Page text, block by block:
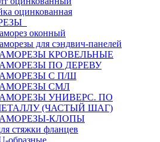
оцинкованная
оконный
для сэндвич-панелей
КРОВЕЛЬНЫЕ
ПО ДЕРЕВУ
С П/Ш
СМЛ
УНИВЕРС. ПО
(ЧАСТЫЙ ШАГ)
КЛОПЫ
стяжки фланцев
образные